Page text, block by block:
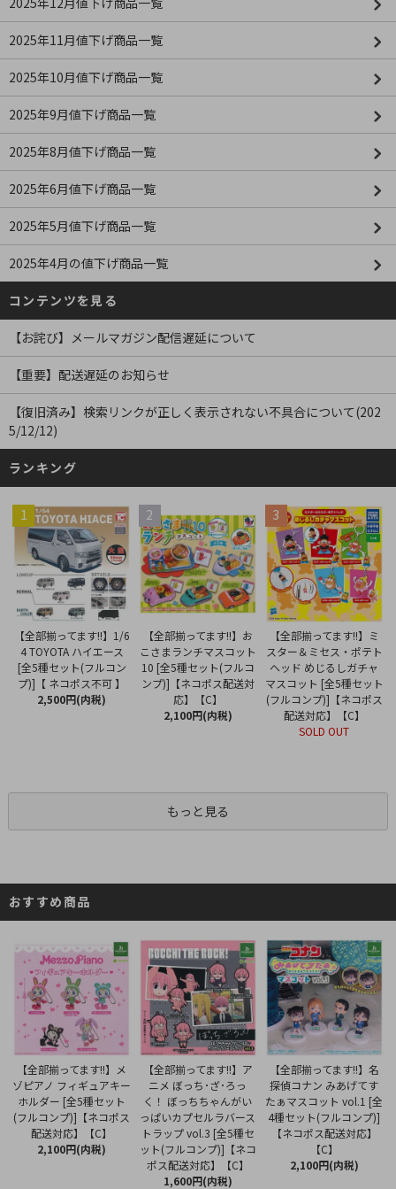
2025年11月値下げ商品一覧
2025年10月値下げ商品一覧
2025年9月値下げ商品一覧
2025年8月値下げ商品一覧
2025年6月値下げ商品一覧
2025年5月値下げ商品一覧
2025年4月の値下げ商品一覧
コンテンツを見る
【お詫び】メールマガジン配信遅延について
【重要】配送遅延のお知らせ
【復旧済み】検索リンクが正しく表示されない不具合について(202
5/12/12)
ランキング
1
【全部揃ってます!!】1/6
4 TOYOTA ハイエース
[全5種セット(フルコン
プ)]【 ネコポス不可 】
2,500円(内税)
2
【全部揃ってます!!】お
こさまランチマスコット
10 [全5種セット(フルコ
ンプ)]【ネコポス配送対
応】【C】
2,100円(内税)
3
【全部揃ってます!!】ミ
スター＆ミセス・ポテト
ヘッド めじるしガチャ
マスコット [全5種セット
(フルコンプ)]【ネコポス
配送対応】【C】
SOLD OUT
もっと見る
おすすめ商品
【全部揃ってます!!】メ
ゾピアノ フィギュアキー
ホルダー [全5種セット
(フルコンプ)]【ネコポス
配送対応】【C】
2,100円(内税)
【全部揃ってます!!】ア
ニメ ぼっち･ざ･ろっ
く！ ぼっちちゃんがい
っぱいカプセルラバース
トラップ vol.3 [全5種セ
ット(フルコンプ)]【ネコ
ポス配送対応】【C】
1,600円(内税)
【全部揃ってます!!】名
探偵コナン みあげてす
たぁマスコット vol.1 [全
4種セット(フルコンプ)]
【ネコポス配送対応】
【C】
2,100円(内税)